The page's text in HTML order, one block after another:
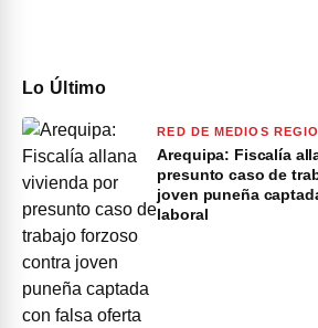
Lo Último
RED DE MEDIOS
Arequipa: Fiscalía
presunto caso de
joven puneña
laboral